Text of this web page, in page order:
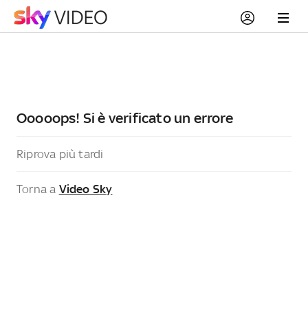
Ooooops! Si è verificato un errore
Riprova più tardi
Torna a Video Sky